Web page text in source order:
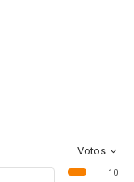
Votos
10